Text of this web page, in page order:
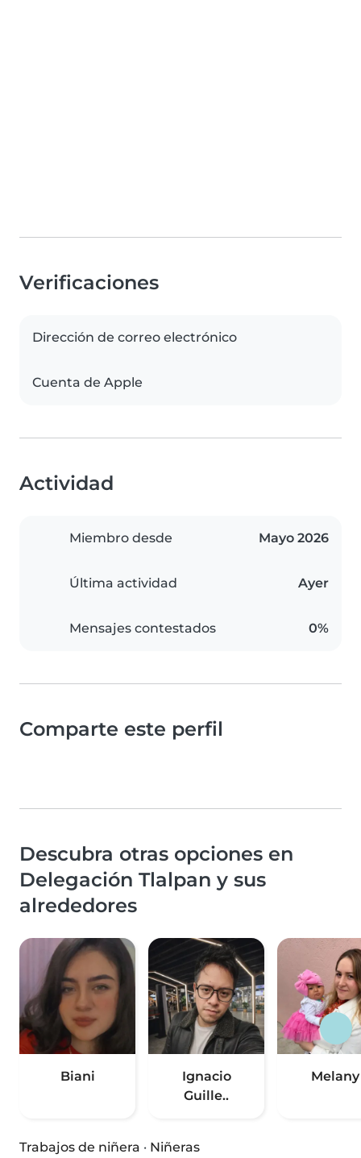
Verificaciones
Dirección de correo electrónico
Cuenta de Apple
Actividad
Miembro desde Mayo 2026
Última actividad Ayer
Mensajes contestados 0%
Comparte este perfil
Descubra otras opciones en
Delegación Tlalpan y sus
alrededores
Biani
Ignacio
Guille..
Melany
Trabajos de niñera · Niñeras